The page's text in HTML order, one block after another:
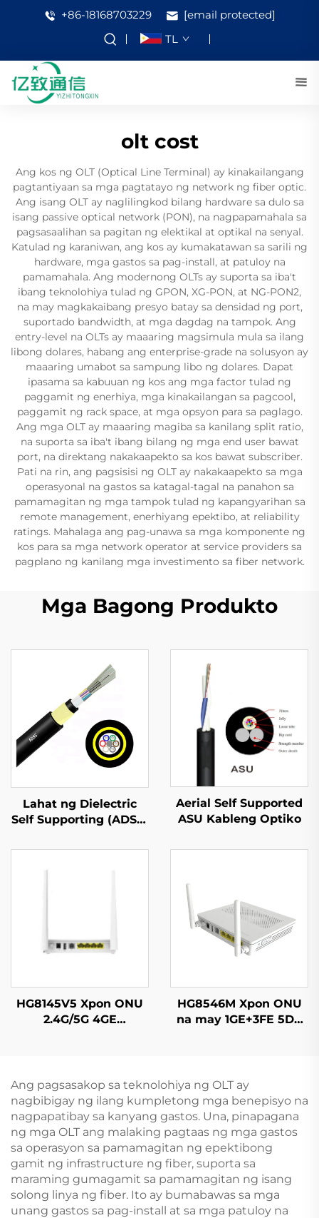
+86-18168703229
[email protected]
TL
olt cost
Ang kos ng OLT (Optical Line Terminal) ay kinakailangang
pagtantiyaan sa mga pagtatayo ng network ng fiber optic.
Ang isang OLT ay naglilingkod bilang hardware sa dulo sa
isang passive optical network (PON), na nagpapamahala sa
pagsasaalihan sa pagitan ng elektikal at optikal na senyal.
Katulad ng karaniwan, ang kos ay kumakatawan sa sarili ng
hardware, mga gastos sa pag-install, at patuloy na
pamamahala. Ang modernong OLTs ay suporta sa iba't
ibang teknolohiya tulad ng GPON, XG-PON, at NG-PON2,
na may magkakaibang presyo batay sa densidad ng port,
suportado bandwidth, at mga dagdag na tampok. Ang
entry-level na OLTs ay maaaring magsimula mula sa ilang
libong dolares, habang ang enterprise-grade na solusyon ay
maaaring umabot sa sampung libo ng dolares. Dapat
ipasama sa kabuuan ng kos ang mga factor tulad ng
paggamit ng enerhiya, mga kinakailangan sa pagcool,
paggamit ng rack space, at mga opsyon para sa paglago.
Ang mga OLT ay maaaring magiba sa kanilang split ratio,
na suporta sa iba't ibang bilang ng mga end user bawat
port, na direktang nakakaapekto sa kos bawat subscriber.
Pati na rin, ang pagsisisi ng OLT ay nakakaapekto sa mga
operasyonal na gastos sa katagal-tagal na panahon sa
pamamagitan ng mga tampok tulad ng kapangyarihan sa
remote management, enerhiyang epektibo, at reliability
ratings. Mahalaga ang pag-unawa sa mga komponente ng
kos para sa mga network operator at service providers sa
pagplano ng kanilang mga investimento sa fiber network.
Mga Bagong Produkto
Lahat ng Dielectric
Self Supporting (ADSS)
Aerial Self Supported
ASU Kableng Optiko
HG8145V5 Xpon ONU
2.4G/5G 4GE
HG8546M Xpon ONU
na may 1GE+3FE 5DB
Ang pagsasakop sa teknolohiya ng OLT ay
nagbibigay ng ilang kumpletong mga benepisyo na
nagpapatibay sa kanyang gastos. Una, pinapagana
ng mga OLT ang malaking pagtaas ng mga gastos
sa operasyon sa pamamagitan ng epektibong
gamit ng infrastructure ng fiber, suporta sa
maraming gumagamit sa pamamagitan ng isang
solong linya ng fiber. Ito ay bumabawas sa mga
unang gastos sa pag-install at sa mga patuloy na